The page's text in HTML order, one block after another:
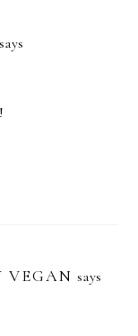
says
VEGAN says